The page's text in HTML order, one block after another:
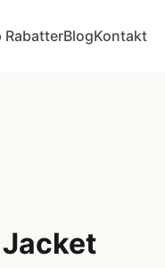
RabatterBlogKontakt